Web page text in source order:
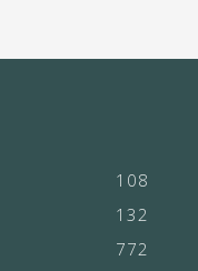
108
132
772